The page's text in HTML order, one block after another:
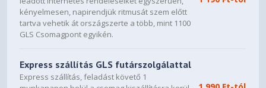
- Ha a kártevőirtó alkalmazás nem kompatibilis, a
Windows eltávolítja az alkalmazást, miközben a
beállításokat megtartja. Ha a frissítés befejezése után a
kártevőirtó alkalmazás szolgáltatója értesíti a Microsoftot,
alkalmazás egy kompatibilis verzióját, a Windows értesíti
Önt, hogy telepítheti a legújabb rendelkezésre álló verziót
kényelmesen, napirendjük ritmusát szem előtt
tartva vehetik át országszerte a több, mint 1100
GLS Csomagpont egyikén.
Express szállítás GLS futárszolgálattal
Express szállítás, feladást követő 1